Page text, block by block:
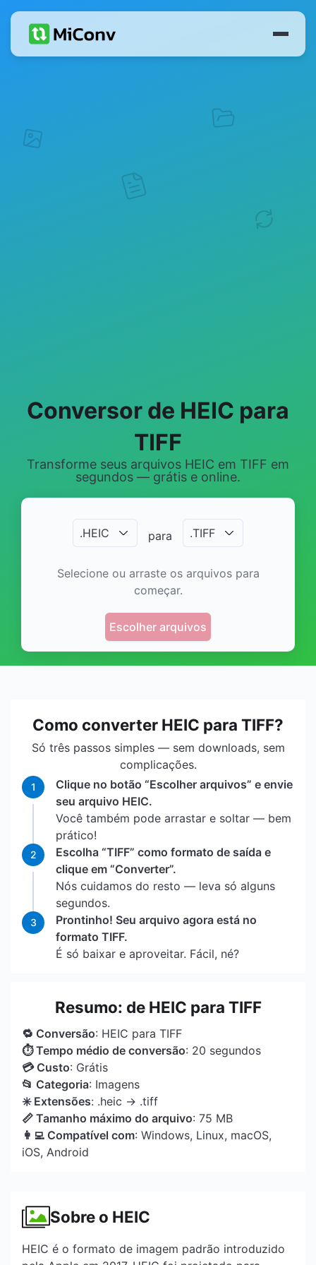
Conversor de HEIC para
TIFF
Transforme seus arquivos HEIC em TIFF em
segundos — grátis e online.
.HEIC para .TIFF
Selecione ou arraste os arquivos para
começar.
Escolher arquivos
Como converter HEIC para TIFF?
Só três passos simples — sem downloads, sem
complicações.
1
Clique no botão “Escolher arquivos” e envie
seu arquivo HEIC.
Você também pode arrastar e soltar — bem
prático!
2
Escolha “TIFF” como formato de saída e
clique em “Converter”.
Nós cuidamos do resto — leva só alguns
segundos.
3
Prontinho! Seu arquivo agora está no
formato TIFF.
É só baixar e aproveitar. Fácil, né?
Resumo: de HEIC para TIFF
🔁 Conversão: HEIC para TIFF
⏱ Tempo médio de conversão: 20 segundos
💳 Custo: Grátis
📂 Categoria: Imagens
✳️ Extensões: .heic → .tiff
📏 Tamanho máximo do arquivo: 75 MB
👩‍💻 Compatível com: Windows, Linux, macOS,
iOS, Android
Sobre o HEIC
HEIC é o formato de imagem padrão introduzido